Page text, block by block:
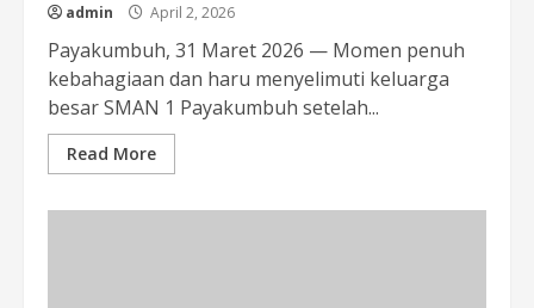
admin April 2, 2026
Payakumbuh, 31 Maret 2026 — Momen penuh
kebahagiaan dan haru menyelimuti keluarga
besar SMAN 1 Payakumbuh setelah...
Read More